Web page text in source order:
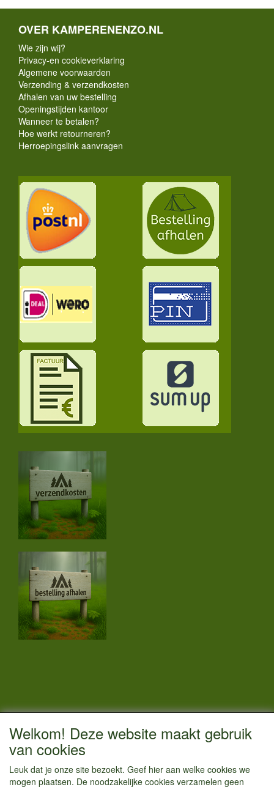
OVER KAMPERENENZO.NL
Wie zijn wij?
Privacy-en cookieverklaring
Algemene voorwaarden
Verzending & verzendkosten
Afhalen van uw bestelling
Openingstijden kantoor
Wanneer te betalen?
Hoe werkt retourneren?
Herroepingslink aanvragen
CONTACTGEGEVENS
Vestigingsadres:
Hoofdweg 36
Welkom! Deze website maakt gebruik
van cookies
Leuk dat je onze site bezoekt. Geef hier aan welke cookies we
mogen plaatsen. De noodzakelijke cookies verzamelen geen